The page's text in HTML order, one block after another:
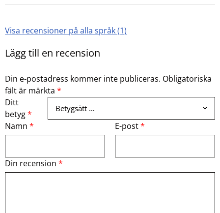
Visa recensioner på alla språk (1)
Lägg till en recension
Din e-postadress kommer inte publiceras. Obligatoriska
fält är märkta *
Ditt
betyg*
Din recension *
Namn * E-post*